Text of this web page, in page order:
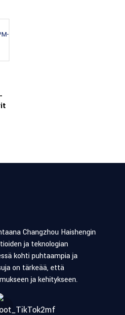
Changzhou Haishengin
ja teknologian
kohti puhtaampia ja
on tärkeää, että
ja kehitykseen.